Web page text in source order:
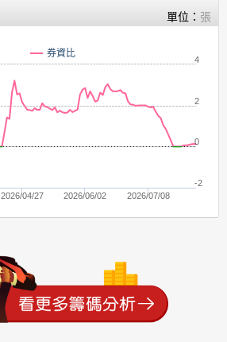
單位： 張
券資比
2026/04/27 2026/06/02 2026/07/08
0
2
4
-2